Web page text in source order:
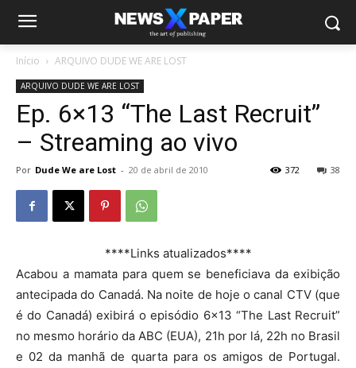
Início ARQUIVO DUDE WE ARE LOST
ARQUIVO DUDE WE ARE LOST
Ep. 6×13 “The Last Recruit”
– Streaming ao vivo
Por Dude We are Lost - 20 de abril de 2010 38
372
****Links atualizados****
Acabou a mamata para quem se beneficiava da exibição
antecipada do Canadá. Na noite de hoje o canal CTV (que
é do Canadá) exibirá o episódio 6×13 “The Last Recruit”
no mesmo horário da ABC (EUA), 21h por lá, 22h no Brasil
e 02 da manhã de quarta para os amigos de Portugal.